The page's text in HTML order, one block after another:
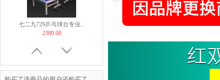
七二九729乒乓球台专业...
2380.00